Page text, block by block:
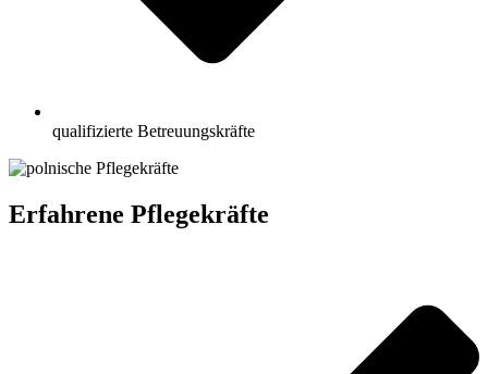
qualifizierte Betreuungskräfte
Erfahrene Pflegekräfte